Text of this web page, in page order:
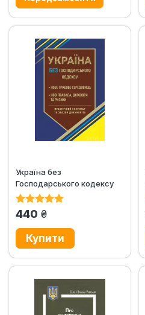
Україна без
Господарського кодексу
440 грн.